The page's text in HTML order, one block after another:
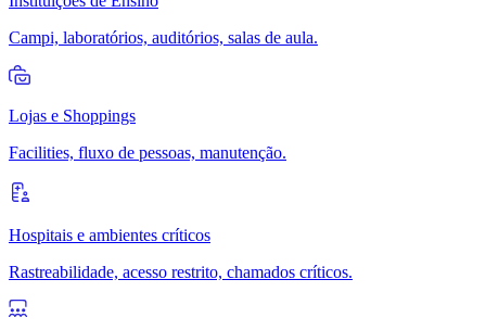
Campi, laboratórios, auditórios, salas de aula.
Lojas e Shoppings
Facilities, fluxo de pessoas, manutenção.
Hospitais e ambientes críticos
Rastreabilidade, acesso restrito, chamados críticos.